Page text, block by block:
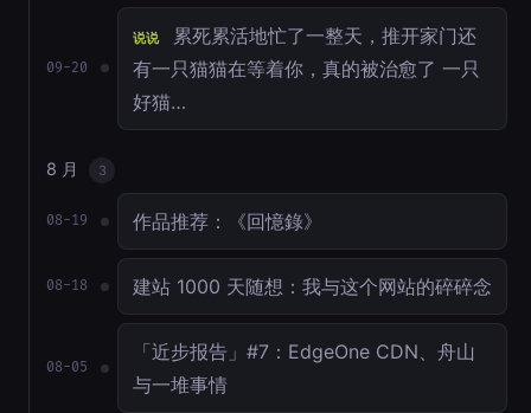
09-20
说说
累死累活地忙了一整天，推开家门还
有一只猫猫在等着你，真的被治愈了 一只
好猫…
8 月 3
08-19 作品推荐：《回憶錄》
08-18 建站 1000 天随想：我与这个网站的碎碎念
08-05
「近步报告」#7：EdgeOne CDN、舟山
与一堆事情